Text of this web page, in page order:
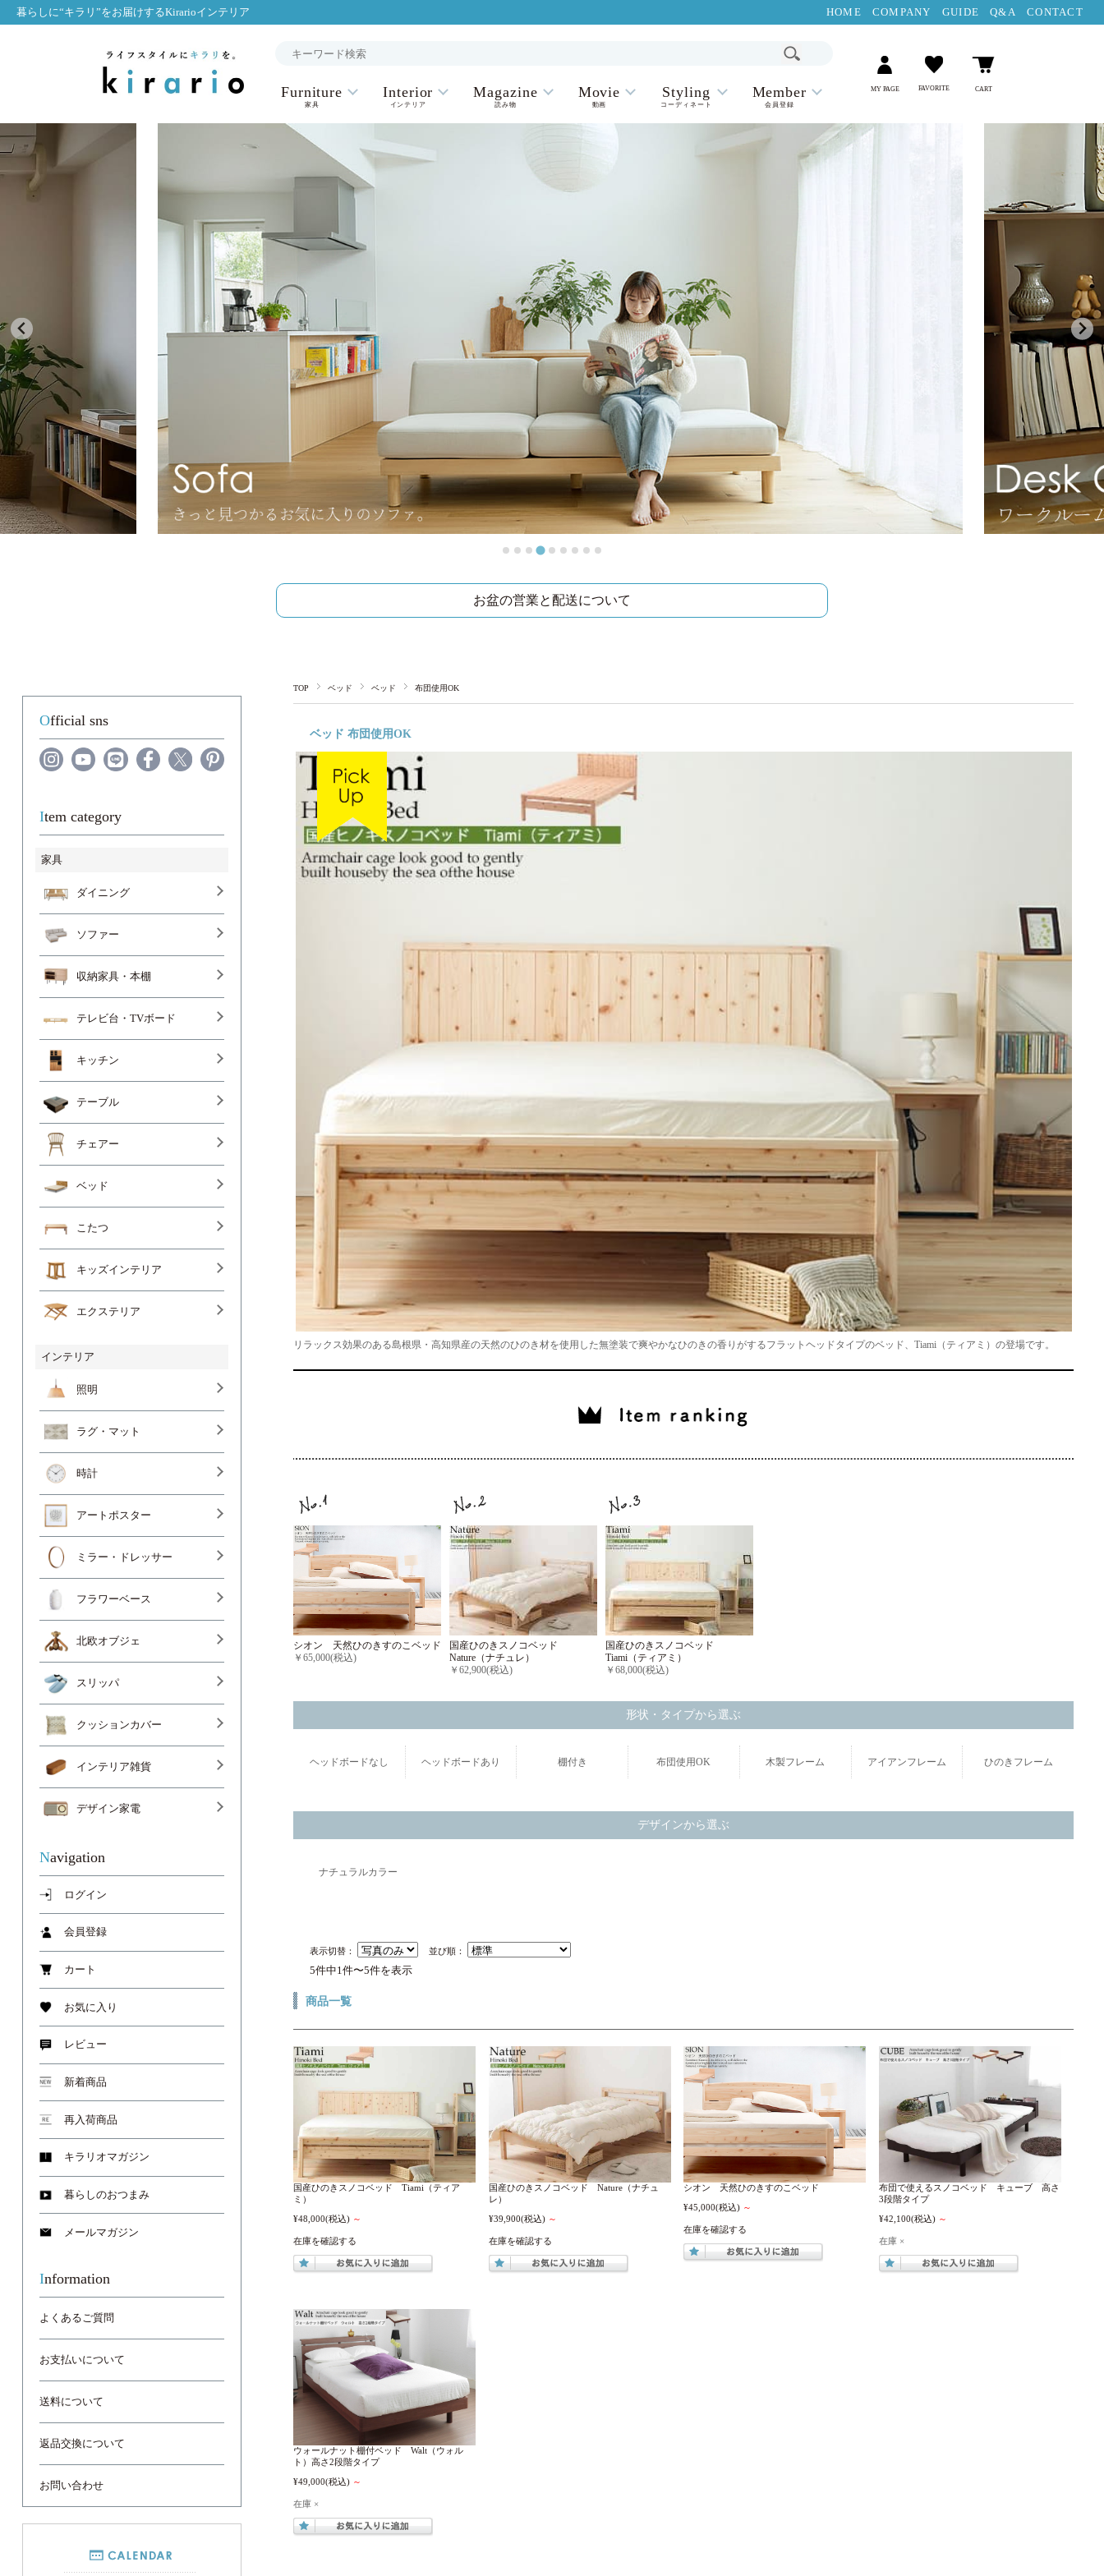
暮らしに“キラリ”をお届けするKirarioインテリア HOME COMPANY GUIDE Q&A CONTACT
Furniture
家具
Interior
インテリア
Magazine
読み物
Movie
動画
Styling
コーディネート
Member
会員登録
MY PAGE FAVORITE CART
お盆の営業と配送について
TOP ベッド ベッド 布団使用OK
ベッド 布団使用OK
リラックス効果のある島根県・高知県産の天然のひのき材を使用した無塗装で爽やかなひのきの香りがするフラットヘッドタイプのベッド、Tiami（ティアミ）の登場です。
シオン 天然ひのきすのこベッド
￥65,000(税込)
国産ひのきスノコベッド
Nature（ナチュレ）
￥62,900(税込)
国産ひのきスノコベッド
Tiami（ティアミ）
￥68,000(税込)
形状・タイプから選ぶ
ヘッドボードなし ヘッドボードあり 棚付き 布団使用OK 木製フレーム アイアンフレーム ひのきフレーム
デザインから選ぶ
ナチュラルカラー
表示切替： 並び順：
5件中1件〜5件を表示
商品一覧
国産ひのきスノコベッド Tiami（ティア
ミ）
¥48,000(税込) ～
在庫を確認する
国産ひのきスノコベッド Nature（ナチュ
レ）
¥39,900(税込) ～
在庫を確認する
シオン 天然ひのきすのこベッド
¥45,000(税込) ～
在庫を確認する
布団で使えるスノコベッド キューブ 高さ
3段階タイプ
¥42,100(税込) ～
在庫 ×
ウォールナット棚付ベッド Walt（ウォル
ト）高さ2段階タイプ
¥49,000(税込) ～
在庫 ×
Official sns
Item category
家具
ダイニング
ソファー
収納家具・本棚
テレビ台・TVボード
キッチン
テーブル
チェアー
ベッド
こたつ
キッズインテリア
エクステリア
インテリア
照明
ラグ・マット
時計
アートポスター
ミラー・ドレッサー
フラワーベース
北欧オブジェ
スリッパ
クッションカバー
インテリア雑貨
デザイン家電
Navigation
ログイン
会員登録
カート
お気に入り
レビュー
新着商品
再入荷商品
キラリオマガジン
暮らしのおつまみ
メールマガジン
Information
よくあるご質問
お支払いについて
送料について
返品交換について
お問い合わせ